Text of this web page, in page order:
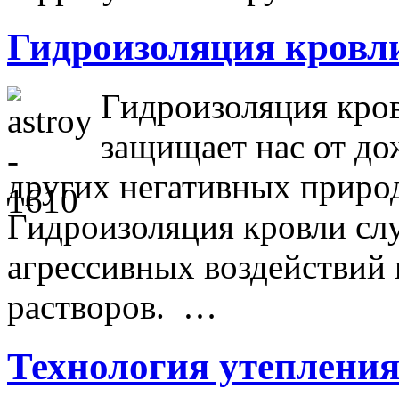
Гидроизоляция
Гидроизоляция
защищает нас от
других негативных
Гидроизоляция кровли
агрессивных
растворов. …
Технология